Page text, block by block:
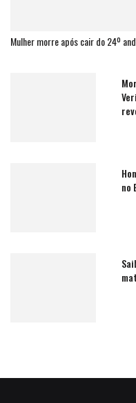
Mulher morre após cair do 24º
no